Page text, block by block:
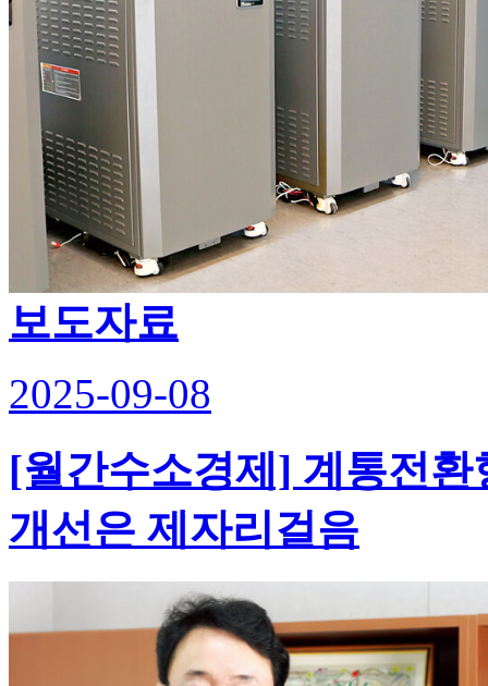
보도자료
2025-09-08
[월간수소경제] 계통전
개선은 제자리걸음